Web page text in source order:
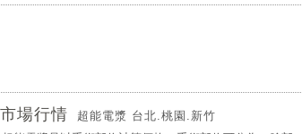
場行情
超能電漿 台北.桃園.新竹